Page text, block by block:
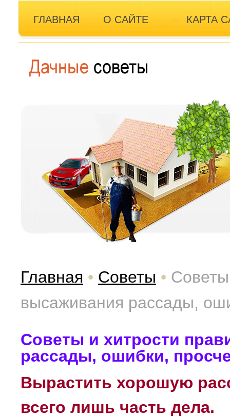
ГЛАВНАЯ О САЙТЕ КАРТА
Главная • Советы • Советы
высаживания рассады,
Советы и хитрости
рассады, ошибки,
Вырастить хорошую
всего лишь часть дела.